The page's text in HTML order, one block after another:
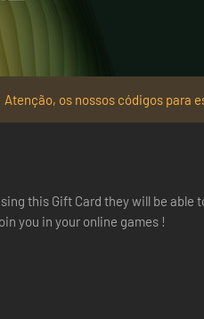
Atenção, os nossos códigos para
this Gift Card they will be able
you in your online games !